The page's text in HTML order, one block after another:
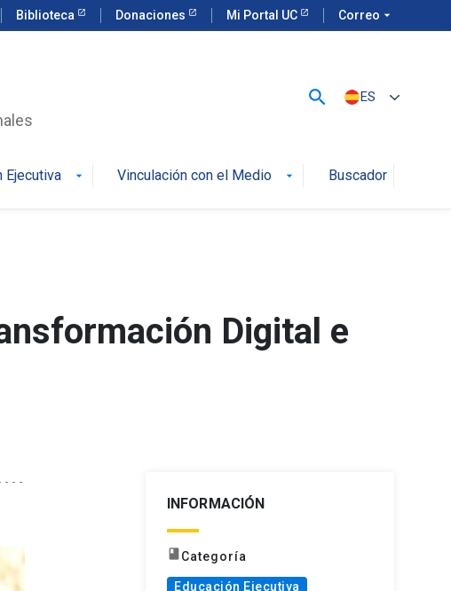
Biblioteca Donaciones Mi Portal UC Correo arrow_drop_down
search ES
Ejecutiva arrow_drop_down Vinculación con el Medio arrow_drop_down Buscador
Digital e
INFORMACIÓN
bookCategoría
Educación Ejecutiva